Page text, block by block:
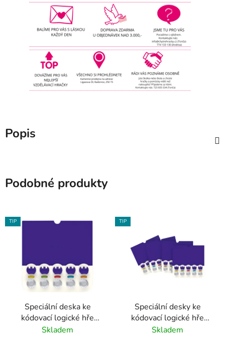
Popis
Podobné produkty
TIP
Speciální deska ke
kódovací logické hře
Colorcode
Skladem
TIP
Speciální desky ke
kódovací logické hře
Colorcode (4 kusy)
Skladem